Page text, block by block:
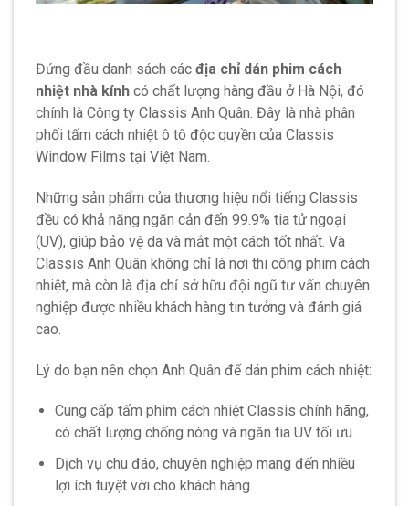
Đứng đầu danh sách các địa chỉ dán phim cách
nhiệt nhà kính có chất lượng hàng đầu ở Hà Nội, đó
chính là Công ty Classis Anh Quân. Đây là nhà phân
phối tấm cách nhiệt ô tô độc quyền của Classis
Window Films tại Việt Nam.
Những sản phẩm của thương hiệu nổi tiếng Classis
đều có khả năng ngăn cản đến 99.9% tia tử ngoại
(UV), giúp bảo vệ da và mắt một cách tốt nhất. Và
Classis Anh Quân không chỉ là nơi thi công phim cách
nhiệt, mà còn là địa chỉ sở hữu đội ngũ tư vấn chuyên
nghiệp được nhiều khách hàng tin tưởng và đánh giá
cao.
Lý do bạn nên chọn Anh Quân để dán phim cách nhiệt:
Cung cấp tấm phim cách nhiệt Classis chính hãng,
có chất lượng chống nóng và ngăn tia UV tối ưu.
Dịch vụ chu đáo, chuyên nghiệp mang đến nhiều
lợi ích tuyệt vời cho khách hàng.